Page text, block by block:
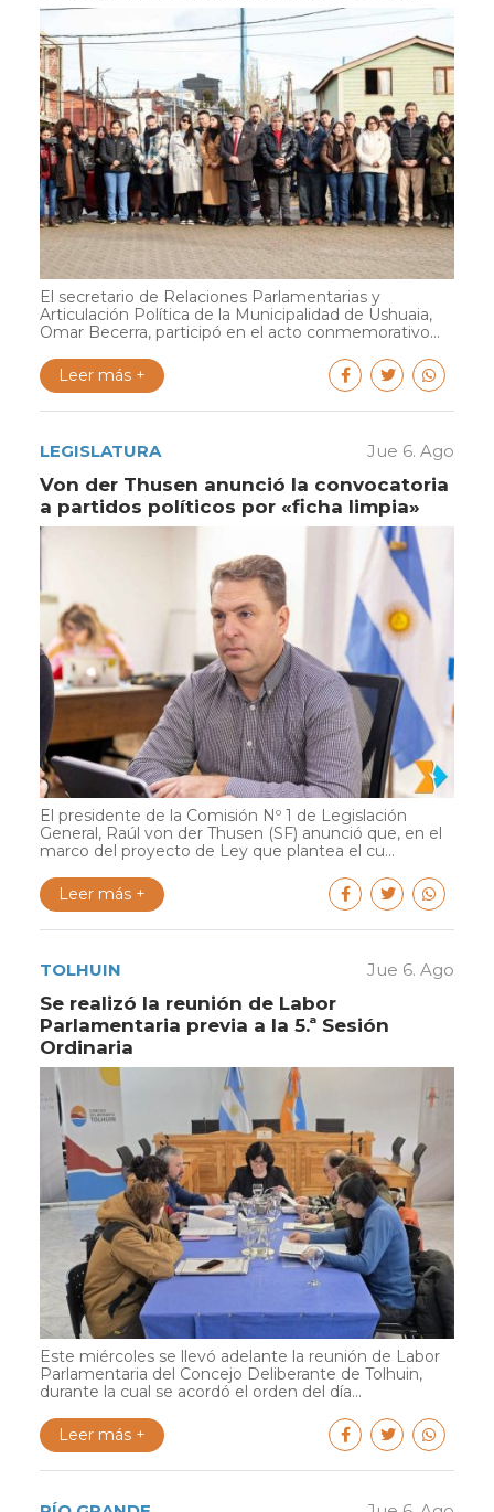
El secretario de Relaciones Parlamentarias y
Articulación Política de la Municipalidad de Ushuaia,
Omar Becerra, participó en el acto conmemorativo...
Leer más +
LEGISLATURA Jue 6. Ago
Von der Thusen anunció la convocatoria
a partidos políticos por «ficha limpia»
El presidente de la Comisión Nº 1 de Legislación
General, Raúl von der Thusen (SF) anunció que, en el
marco del proyecto de Ley que plantea el cu...
Leer más +
TOLHUIN Jue 6. Ago
Se realizó la reunión de Labor
Parlamentaria previa a la 5.ª Sesión
Ordinaria
Este miércoles se llevó adelante la reunión de Labor
Parlamentaria del Concejo Deliberante de Tolhuin,
durante la cual se acordó el orden del día...
Leer más +